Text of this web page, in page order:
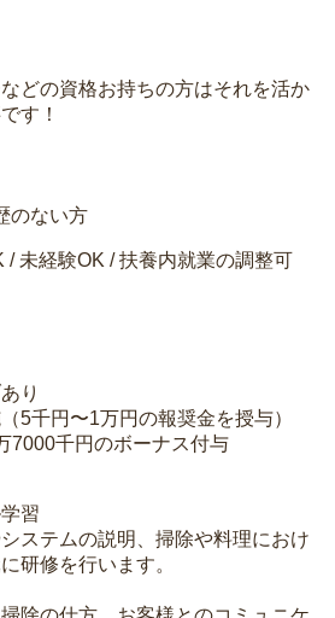
どの資格お持ちの方はそれを活か
す！
のない方
/ 未経験OK / 扶養内就業の調整可
り
5千円〜1万円の報奨金を授与）
7000千円のボーナス付与
習
ステムの説明、掃除や料理におけ
研修を行います。